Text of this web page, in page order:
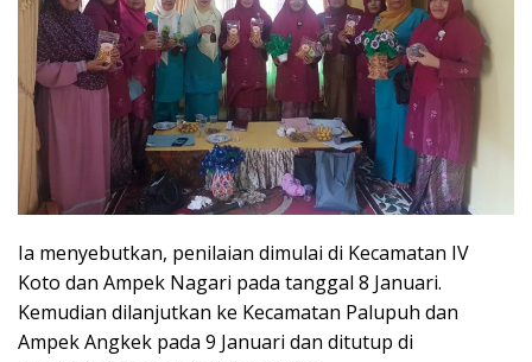
Ia menyebutkan, penilaian dimulai di Kecamatan IV
Koto dan Ampek Nagari pada tanggal 8 Januari.
Kemudian dilanjutkan ke Kecamatan Palupuh dan
Ampek Angkek pada 9 Januari dan ditutup di